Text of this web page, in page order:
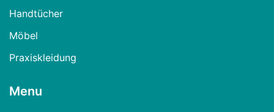
Handtücher
Möbel
Praxiskleidung
Menu